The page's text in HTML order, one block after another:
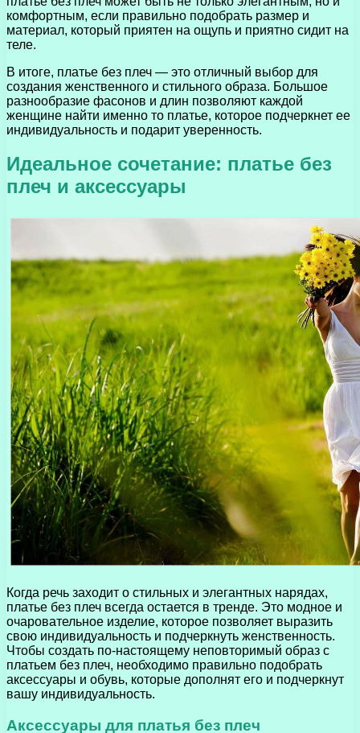
комфортным, если правильно подобрать размер и
материал, который приятен на ощупь и приятно сидит на
теле.
В итоге, платье без плеч — это отличный выбор для
создания женственного и стильного образа. Большое
разнообразие фасонов и длин позволяют каждой
женщине найти именно то платье, которое подчеркнет ее
индивидуальность и подарит уверенность.
Идеальное сочетание: платье без
плеч и аксессуары
Когда речь заходит о стильных и элегантных нарядах,
платье без плеч всегда остается в тренде. Это модное и
очаровательное изделие, которое позволяет выразить
свою индивидуальность и подчеркнуть женственность.
Чтобы создать по-настоящему неповторимый образ с
платьем без плеч, необходимо правильно подобрать
аксессуары и обувь, которые дополнят его и подчеркнут
вашу индивидуальность.
Аксессуары для платья без плеч